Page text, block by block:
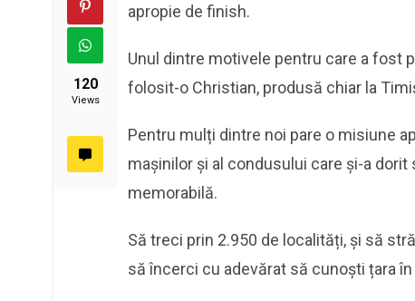
120
Views
apropie de finish.
Unul dintre motivele pentru care a fost
folosit-o Christian, produsă chiar la
Pentru mulți dintre noi pare o misiune
mașinilor și al condusului care și-a
memorabilă.
Să treci prin 2.950 de localități, și să
să încerci cu adevărat să cunoști țara